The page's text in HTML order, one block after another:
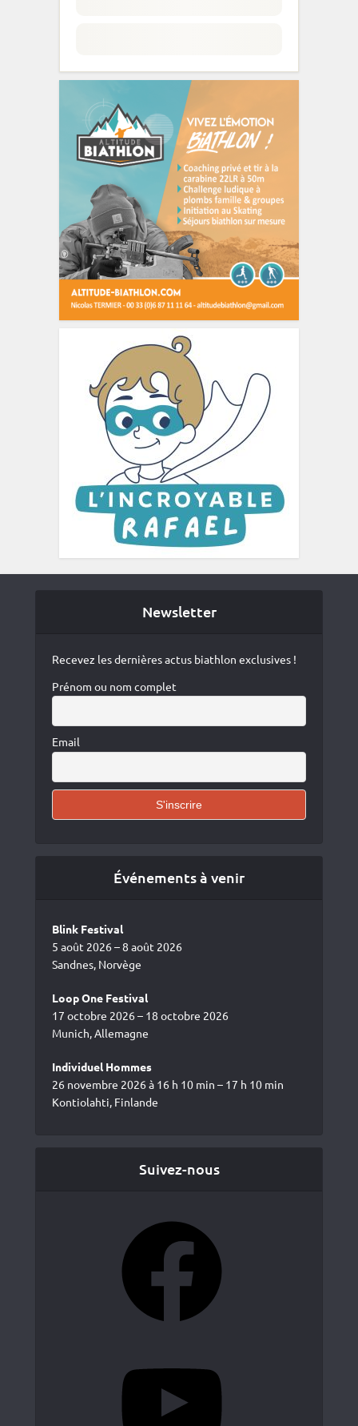
Newsletter
Recevez les dernières actus biathlon exclusives !
Prénom ou nom complet
Email
Événements à venir
Blink Festival
5 août 2026 – 8 août 2026
Sandnes, Norvège
Loop One Festival
17 octobre 2026 – 18 octobre 2026
Munich, Allemagne
Individuel Hommes
26 novembre 2026 à 16 h 10 min – 17 h 10 min
Kontiolahti, Finlande
Suivez-nous